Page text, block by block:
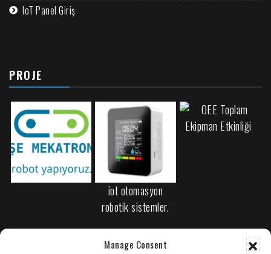
Manage Consent
IoT Panel Giriş
PROJE
iot otomasyon
robotik sistemler.